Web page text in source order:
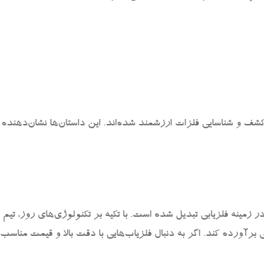
و شناسایی فلزات ارزشمند شده‌اند. این داستان‌ها نشان‌دهنده
فلزیابی تبدیل شده است. با تکیه بر تکنولوژی‌های روز، تیم
کند. اگر به دنبال فلزیاب‌هایی با دقت بالا و قیمت مناسب